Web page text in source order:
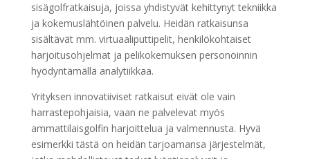
sisägolfratkaisuja, joissa yhdistyvät kehittynyt tekniikka
ja kokemuslähtöinen palvelu. Heidän ratkaisunsa
sisältävät mm. virtuaaliputtipelit, henkilökohtaiset
harjoitusohjelmat ja pelikokemuksen personoinnin
hyödyntämällä analytiikkaa.
Yrityksen innovatiiviset ratkaisut eivät ole vain
harrastepohjaisia, vaan ne palvelevat myös
ammattilaisgolfin harjoittelua ja valmennusta. Hyvä
esimerkki tästä on heidän tarjoamansa järjestelmät,